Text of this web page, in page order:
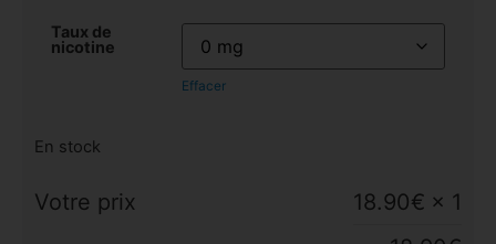
Taux de
nicotine
Effacer
En stock
Votre prix 18.90€ × 1